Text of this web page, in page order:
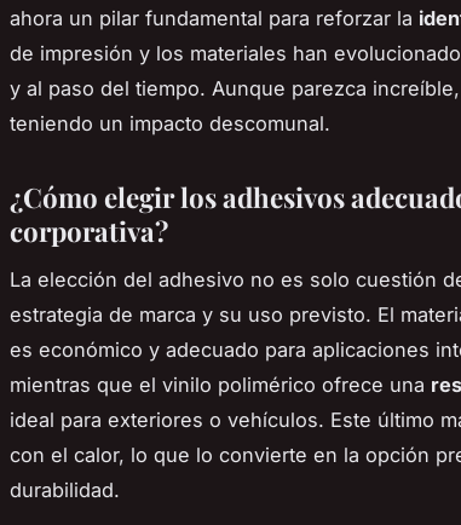
ahora un pilar fundamental para reforzar la
de impresión y los materiales han
y al paso del tiempo. Aunque parezca
teniendo un impacto descomunal.
¿Cómo elegir los adhesivos
corporativa?
La elección del adhesivo no es solo cuestión
estrategia de marca y su uso previsto. El
es económico y adecuado para aplicaciones
mientras que el vinilo polimérico ofrece una
ideal para exteriores o vehículos. Este último
con el calor, lo que lo convierte en la opción
durabilidad.